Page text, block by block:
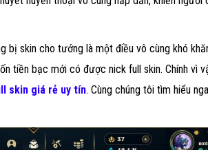
bị skin cho tướng là một điều vô cùng khó
tiền bạc mới có được nick full skin. Chính vì
skin giá rẻ uy tín. Cùng chúng tôi tìm hiểu